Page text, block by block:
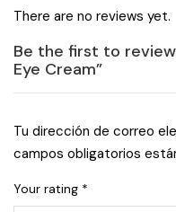
There are no reviews yet.
Be the first to review
Eye Cream”
Tu dirección de correo
campos obligatorios
Your rating *